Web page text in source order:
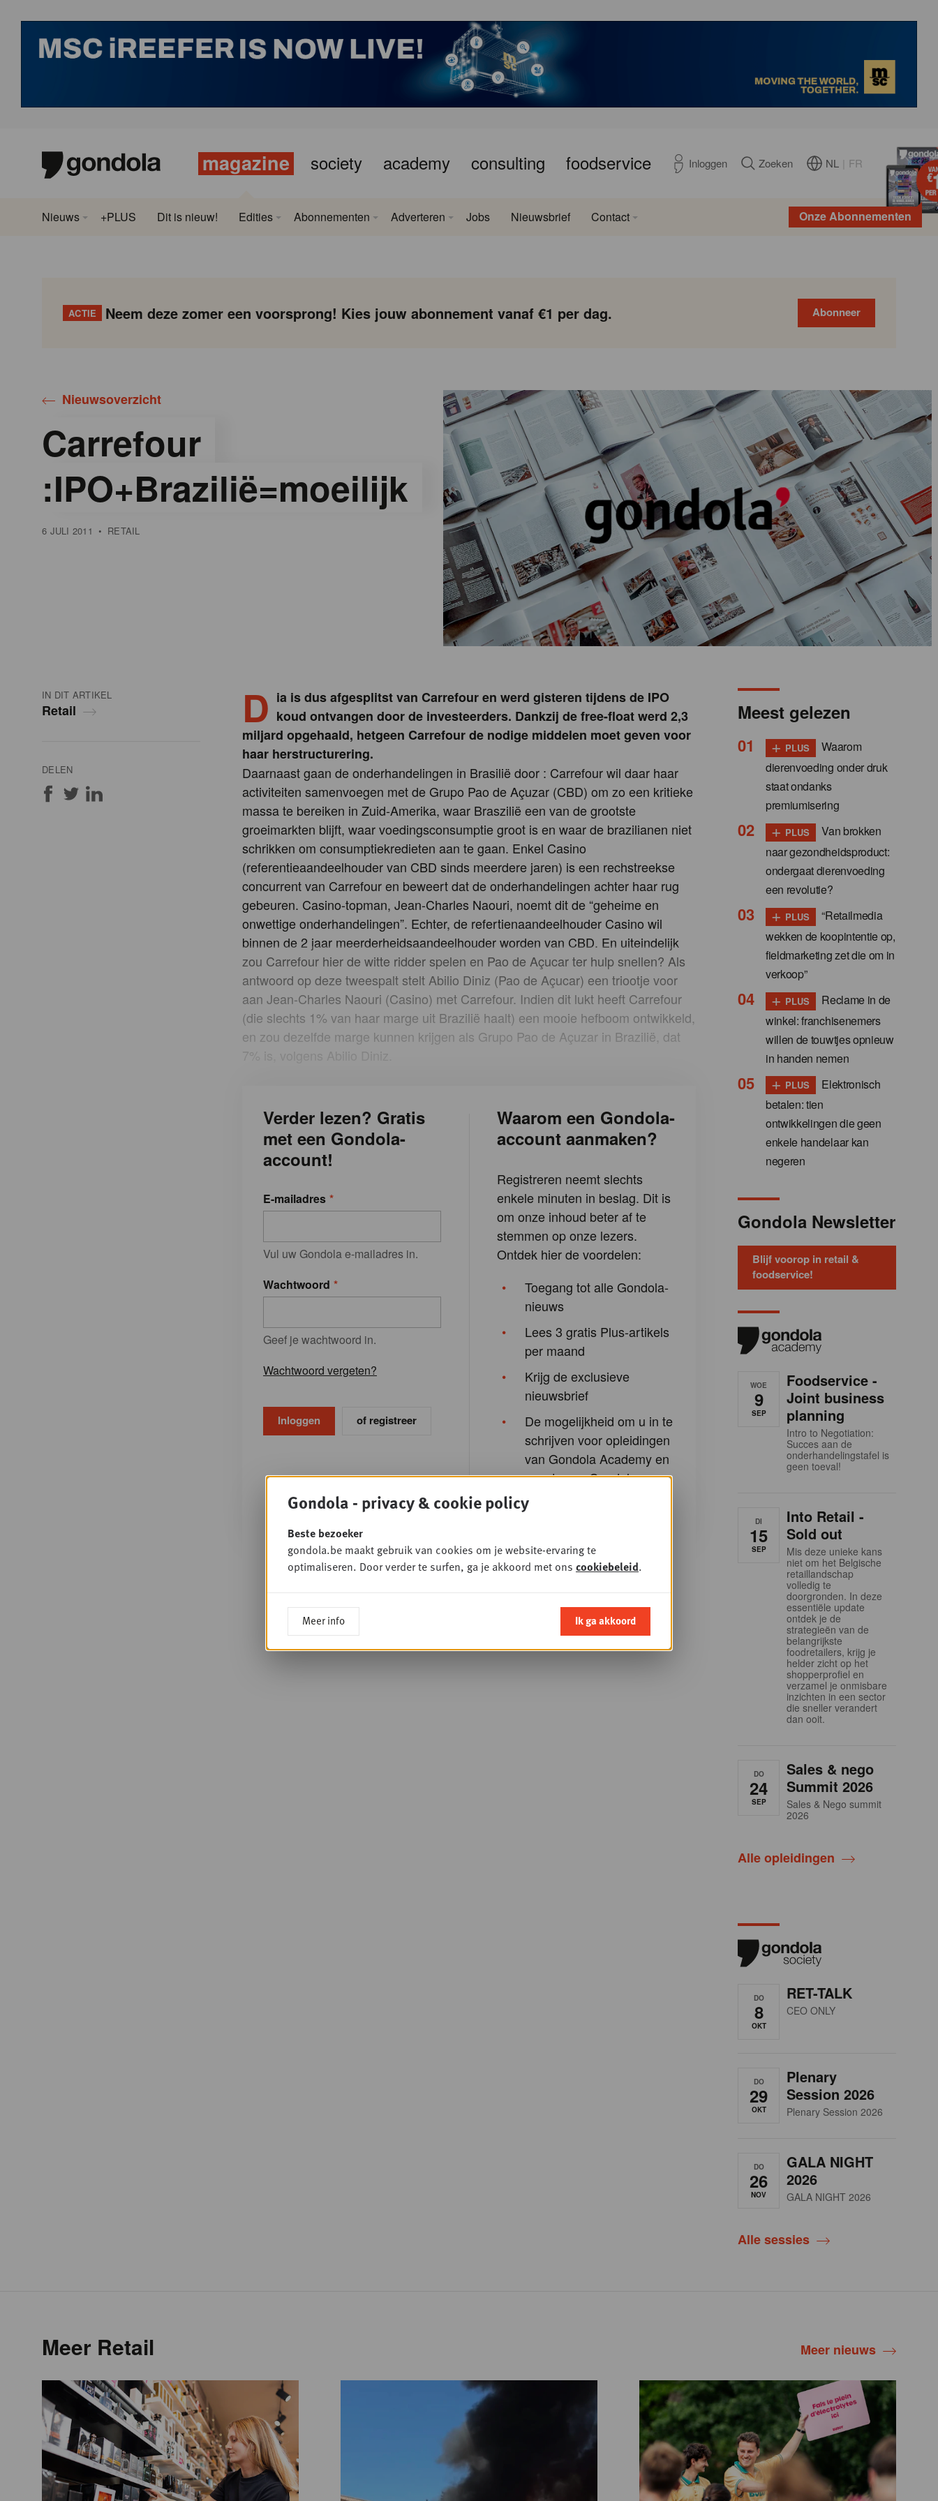
magazine society academy consulting foodservice Inloggen Zoeken NL FR
Onze Abonnementen
Nieuws +PLUS Dit is nieuw! Edities Abonnementen Adverteren Jobs Nieuwsbrief Contact
ACTIE Neem deze zomer een voorsprong! Kies jouw abonnement vanaf €1 per dag. Abonneer
Nieuwsoverzicht
Carrefour
:IPO+Brazilië=moeilijk
6 JULI 2011 • RETAIL
IN DIT ARTIKEL
Retail
DELEN
D ia is dus afgesplitst van Carrefour en werd gisteren tijdens de IPO
koud ontvangen door de investeerders. Dankzij de free-float werd 2,3
miljard opgehaald, hetgeen Carrefour de nodige middelen moet geven voor
haar herstructurering.
Daarnaast gaan de onderhandelingen in Brasilië door : Carrefour wil daar haar
activiteiten samenvoegen met de Grupo Pao de Açuzar (CBD) om zo een kritieke
massa te bereiken in Zuid-Amerika, waar Braszilië een van de grootste
groeimarkten blijft, waar voedingsconsumptie groot is en waar de brazilianen niet
schrikken om consumptiekredieten aan te gaan. Enkel Casino
(referentieaandeelhouder van CBD sinds meerdere jaren) is een rechstreekse
concurrent van Carrefour en beweert dat de onderhandelingen achter haar rug
gebeuren. Casino-topman, Jean-Charles Naouri, noemt dit de “geheime en
onwettige onderhandelingen”. Echter, de refertienaandeelhouder Casino wil
binnen de 2 jaar meerderheidsaandeelhouder worden van CBD. En uiteindelijk
zou Carrefour hier de witte ridder spelen en Pao de Açucar ter hulp snellen? Als
antwoord op deze tweespalt stelt Abilio Diniz (Pao de Açucar) een triootje voor
aan Jean-Charles Naouri (Casino) met Carrefour. Indien dit lukt heeft Carrefour
(die slechts 1% van haar marge uit Brazilië haalt) een mooie hefboom ontwikkeld,
en zou dezelfde marge kunnen krijgen als Grupo Pao de Açuzar in Brazilië, dat
7% is, volgens Abilio Diniz.
Verder lezen? Gratis
met een Gondola-
account!
E-mailadres
Vul uw Gondola e-mailadres in.
Wachtwoord
Geef je wachtwoord in.
Wachtwoord vergeten?
of registreer
Waarom een Gondola-
account aanmaken?
Registreren neemt slechts
enkele minuten in beslag. Dit is
om onze inhoud beter af te
stemmen op onze lezers.
Ontdek hier de voordelen:
Toegang tot alle Gondola-
nieuws
Lees 3 gratis Plus-artikels
per maand
Krijg de exclusieve
nieuwsbrief
De mogelijkheid om u in te
schrijven voor opleidingen
van Gondola Academy en
events van Gondola
Society
Meest gelezen
+ PLUS
Waarom
dierenvoeding onder druk
staat ondanks
premiumisering
+ PLUS
Van brokken
naar gezondheidsproduct:
ondergaat dierenvoeding
een revolutie?
+ PLUS
“Retailmedia
wekken de koopintentie op,
fieldmarketing zet die om in
verkoop”
+ PLUS
Reclame in de
winkel: franchisenemers
willen de touwtjes opnieuw
in handen nemen
+ PLUS
Elektronisch
betalen: tien
ontwikkelingen die geen
enkele handelaar kan
negeren
Gondola Newsletter
Blijf voorop in retail &
foodservice!
WOE
9
SEP
Foodservice -
Joint business
planning
Intro to Negotiation:
Succes aan de
onderhandelingstafel is
geen toeval!
DI
15
SEP
Into Retail -
Sold out
Mis deze unieke kans
niet om het Belgische
retaillandschap
volledig te
doorgronden. In deze
essentiële update
ontdek je de
strategieën van de
belangrijkste
foodretailers, krijg je
helder zicht op het
shopperprofiel en
verzamel je onmisbare
inzichten in een sector
die sneller verandert
dan ooit.
DO
24
SEP
Sales & nego
Summit 2026
Sales & Nego summit
2026
Alle opleidingen
DO
8
OKT
RET-TALK
CEO ONLY
DO
29
OKT
Plenary
Session 2026
Plenary Session 2026
DO
26
NOV
GALA NIGHT
2026
GALA NIGHT 2026
Alle sessies
Meer Retail Meer nieuws
Gondola - privacy & cookie policy
Beste bezoeker
gondola.be maakt gebruik van cookies om je website-ervaring te
optimaliseren. Door verder te surfen, ga je akkoord met ons cookiebeleid.
Meer info Ik ga akkoord